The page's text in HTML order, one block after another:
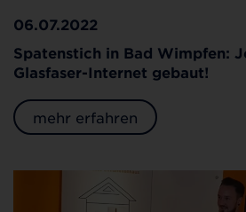
06.07.2022
Spatenstich in Bad Wimpfen:
Glasfaser-Internet gebaut!
mehr erfahren